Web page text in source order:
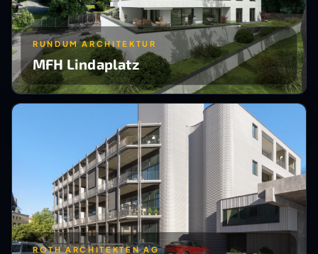
RUNDUM ARCHITEKTUR
MFH Lindaplatz
ROTH ARCHITEKTEN AG